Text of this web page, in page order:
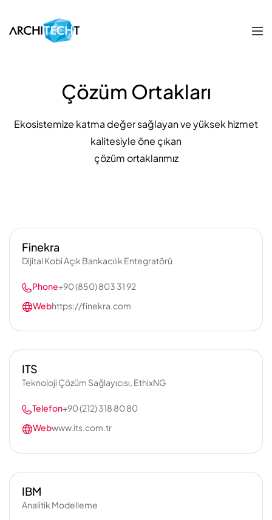
Çözüm Ortakları
Ekosistemize katma değer sağlayan ve yüksek hizmet
kalitesiyle öne çıkan
çözüm ortaklarımız
Finekra
Dijital Kobi Açık Bankacılık Entegratörü
Phone+90 (850) 803 31 92
Webhttps://finekra.com
ITS
Teknoloji Çözüm Sağlayıcısı, EthixNG
Telefon+90 (212) 318 80 80
Webwww.its.com.tr
IBM
Analitik Modelleme